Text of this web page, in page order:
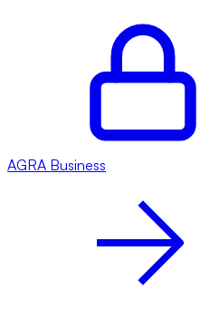
AGRA Business